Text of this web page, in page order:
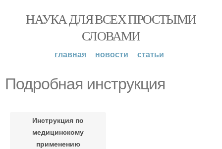
НАУКА ДЛЯ ВСЕХ ПРОСТЫМИ
СЛОВАМИ
главная новости статьи
Подробная инструкция
Инструкция по
медицинскому
применению